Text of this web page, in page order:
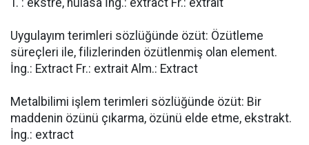
T. : ekstre, hulasa İng.: extract Fr.: extrait
Uygulayım terimleri sözlüğünde özüt: Özütleme
süreçleri ile, filizlerinden özütlenmiş olan element.
İng.: Extract Fr.: extrait Alm.: Extract
Metalbilimi işlem terimleri sözlüğünde özüt: Bir
maddenin özünü çıkarma, özünü elde etme, ekstrakt.
İng.: extract